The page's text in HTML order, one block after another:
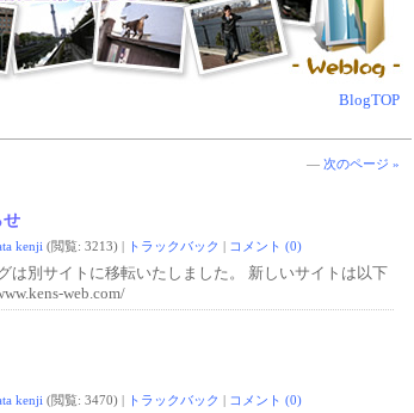
BlogTOP
— 次のページ »
せ
kenji (閲覧: 3213) | トラックバック | コメント (0)
は別サイトに移転いたしました。 新しいサイトは以下
web.com/
kenji (閲覧: 3470) | トラックバック | コメント (0)